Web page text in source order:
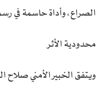
الصراع، وأداة حاسمة في
محدودية الأثر
ويتفق الخبير الأمني صلاح